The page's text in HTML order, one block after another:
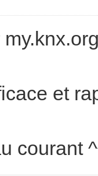
et
courant